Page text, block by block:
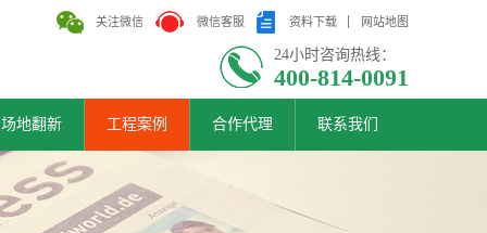
关注微信 微信客服 资料下载 网站地图
24小时咨询热线：
400-814-0091
地翻新 工程案例 合作代理 联系我们